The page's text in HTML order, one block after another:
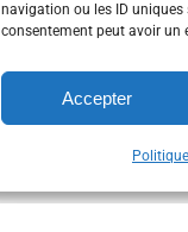
navigation ou les ID uniques
consentement peut avoir un
Accepter